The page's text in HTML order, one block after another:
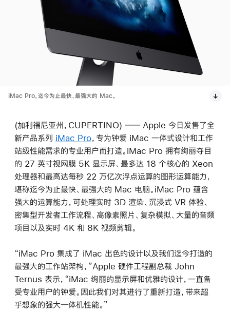
iMac Pro，迄今为止最快、最强大的 Mac。
(加利福尼亚州，CUPERTINO) ―― Apple 今日发售了全
新产品系列 iMac Pro，专为钟爱 iMac 一体式设计和工作
站级性能需求的专业用户而打造。iMac Pro 拥有绚丽夺目
的 27 英寸视网膜 5K 显示屏、最多达 18 个核心的 Xeon
处理器和最高达每秒 22 万亿次浮点运算的图形运算能力，
堪称迄今为止最快、最强大的 Mac 电脑。iMac Pro 蕴含
强大的运算能力，可处理实时 3D 渲染、沉浸式 VR 体验、
密集型开发者工作流程、高像素照片、复杂模拟、大量的音频
项目以及实时 4K 和 8K 视频剪辑。
“iMac Pro 集成了 iMac 出色的设计以及我们迄今打造的
最强大的工作站架构，”Apple 硬件工程副总裁 John
Ternus 表示，“iMac 绚丽的显示屏和优雅的设计，一直备
受专业用户的钟爱。因此我们对其进行了重新打造，带来超
乎想象的强大一体机性能。”